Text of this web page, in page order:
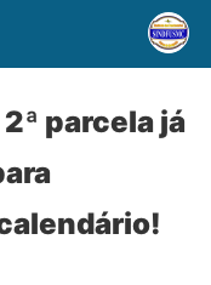
parcela já